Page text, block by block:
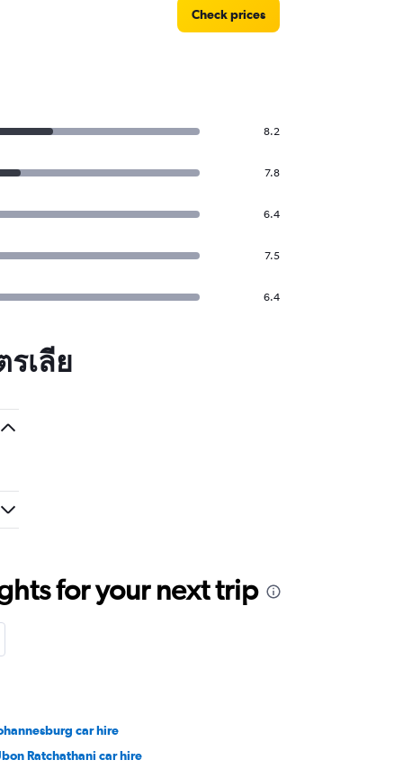
Check prices
8.2
7.8
6.4
7.5
6.4
รเลีย
for your next trip
car hire
Ratchathani car hire